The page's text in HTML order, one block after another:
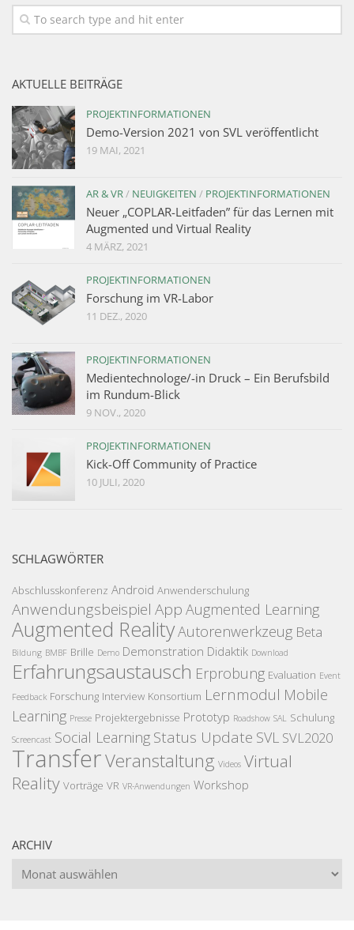
AKTUELLE BEITRÄGE
PROJEKTINFORMATIONEN
Demo-Version 2021 von SVL veröffentlicht
19 MAI, 2021
AR & VR/ NEUIGKEITEN / PROJEKTINFORMATIONEN
Neuer „COPLAR-Leitfaden” für das Lernen mit
Augmented und Virtual Reality
4 MÄRZ, 2021
PROJEKTINFORMATIONEN
Forschung im VR-Labor
11 DEZ., 2020
PROJEKTINFORMATIONEN
Medientechnologe/-in Druck – Ein Berufsbild
im Rundum-Blick
9 NOV., 2020
PROJEKTINFORMATIONEN
Kick-Off Community of Practice
10 JULI, 2020
SCHLAGWÖRTER
Abschlusskonferenz Android Anwenderschulung
Anwendungsbeispiel App Augmented Learning
Augmented RealityAutorenwerkzeug Beta
Bildung BMBF Brille Demo Demonstration Didaktik Download
Erfahrungsaustausch Erprobung Evaluation Event
Feedback Forschung Interview Konsortium Lernmodul Mobile
Learning Presse Projektergebnisse Prototyp Roadshow SAL Schulung
Screencast Social Learning Status Update SVL SVL2020
TransferVeranstaltung Videos Virtual
Reality Vorträge VR VR-Anwendungen Workshop
ARCHIV
Archiv